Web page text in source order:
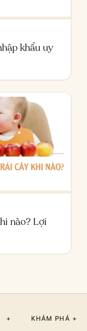
khẩu uy
nào? Lợi
+ KHÁM PHÁ +